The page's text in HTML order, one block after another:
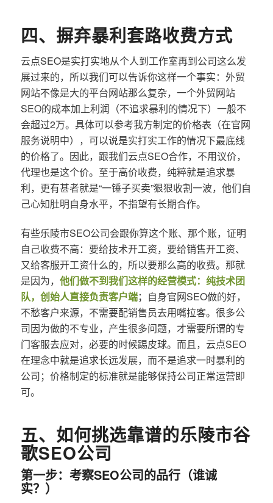
四、摒弃暴利套路收费方式
云点SEO是实打实地从个人到工作室再到公司这么发
展过来的，所以我们可以告诉你这样一个事实：外贸
网站不像是大的平台网站那么复杂，一个外贸网站
SEO的成本加上利润（不追求暴利的情况下）一般不
会超过2万。具体可以参考我方制定的价格表（在官网
服务说明中），可以说是实打实工作的情况下最底线
的价格了。因此，跟我们云点SEO合作，不用议价，
代理也是这个价。至于高价收费，纯粹就是追求暴
利，更有甚者就是“一锤子买卖”狠狠收割一波，他们自
己心知肚明自身水平，不指望有长期合作。
有些乐陵市SEO公司会跟你算这个账、那个账，证明
自己收费不高：要给技术开工资，要给销售开工资、
又给客服开工资什么的，所以要那么高的收费。那就
是因为， 他们做不到我们这样的经营模式：纯技术团
队，创始人直接负责客户端；自身官网SEO做的好，
不愁客户来源，不需要配销售员去用嘴拉客。很多公
司因为做的不专业，产生很多问题，才需要所谓的专
门客服去应对，必要的时候踢皮球。而且，云点SEO
在理念中就是追求长远发展，而不是追求一时暴利的
公司；价格制定的标准就是能够保持公司正常运营即
可。
五、如何挑选靠谱的乐陵市谷
歌SEO公司
第一步：考察SEO公司的品行（谁诚
实？）